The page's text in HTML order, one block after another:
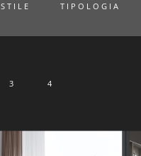
STILE TIPOLOGIA
3 4